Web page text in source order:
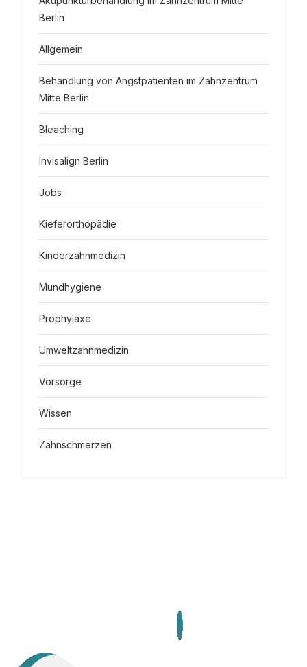
Berlin
Allgemein
Behandlung von Angstpatienten im Zahnzentrum
Mitte Berlin
Bleaching
Invisalign Berlin
Jobs
Kieferorthopädie
Kinderzahnmedizin
Mundhygiene
Prophylaxe
Umweltzahnmedizin
Vorsorge
Wissen
Zahnschmerzen